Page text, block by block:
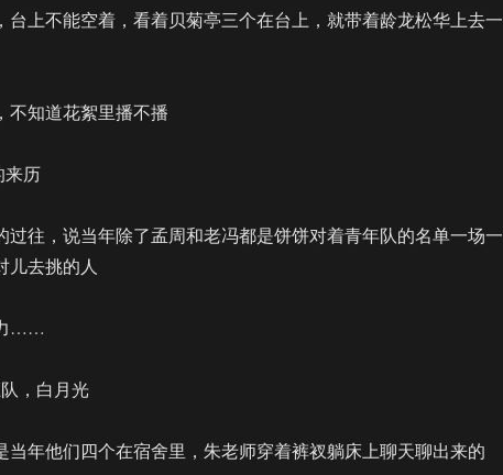
台上不能空着，看着贝菊亭三个在台上，就带着龄龙松华上去一
不知道花絮里播不播
来历
过往，说当年除了孟周和老冯都是饼饼对着青年队的名单一场一
儿去挑的人
……
，白月光
当年他们四个在宿舍里，朱老师穿着裤衩躺床上聊天聊出来的